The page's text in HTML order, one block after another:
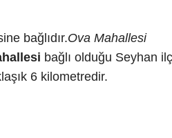
bağlıdır.Ova Mahallesi
bağlı olduğu Seyhan
6 kilometredir.